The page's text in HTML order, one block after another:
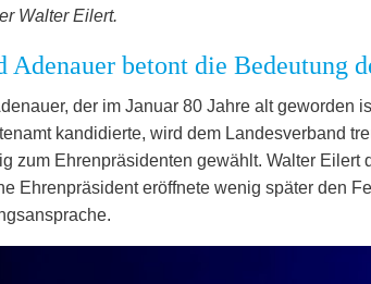
Walter Eilert.
Adenauer betont die Bedeutung
der im Januar 80 Jahre alt geworden
kandidierte, wird dem Landesverband
zum Ehrenpräsidenten gewählt. Walter Eilert
Ehrenpräsident eröffnete wenig später den